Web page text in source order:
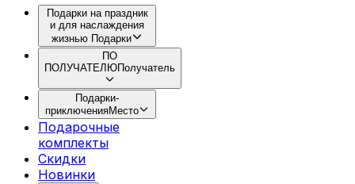
Подарки на праздник
и для наслаждения
жизнью Подарки
ПО
ПОЛУЧАТЕЛЮПолучатель
Подарки-
приключенияМесто
Подарочные
комплекты
Скидки
Новинки